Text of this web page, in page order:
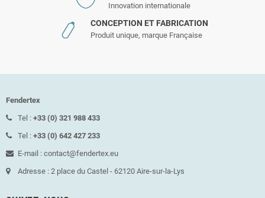
Innovation internationale
CONCEPTION ET FABRICATION
Produit unique, marque Française
Fendertex
Tel : +33 (0) 321 988 433
Tel : +33 (0) 642 427 233
E-mail : contact@fendertex.eu
Adresse : 2 place du Castel - 62120 Aire-sur-la-Lys